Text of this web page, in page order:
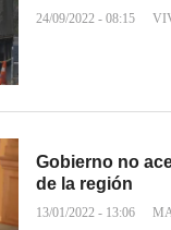
24/09/2022 - 08:15
Gobierno no
de la región
13/01/2022 - 13:06